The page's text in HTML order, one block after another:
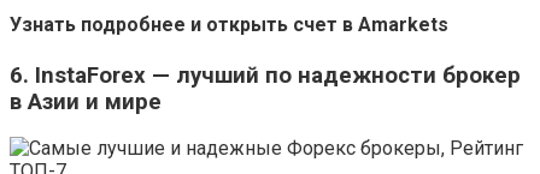
Узнать подробнее и открыть счет в Amarkets
6. InstaForex — лучший по надежности брокер
в Азии и мире